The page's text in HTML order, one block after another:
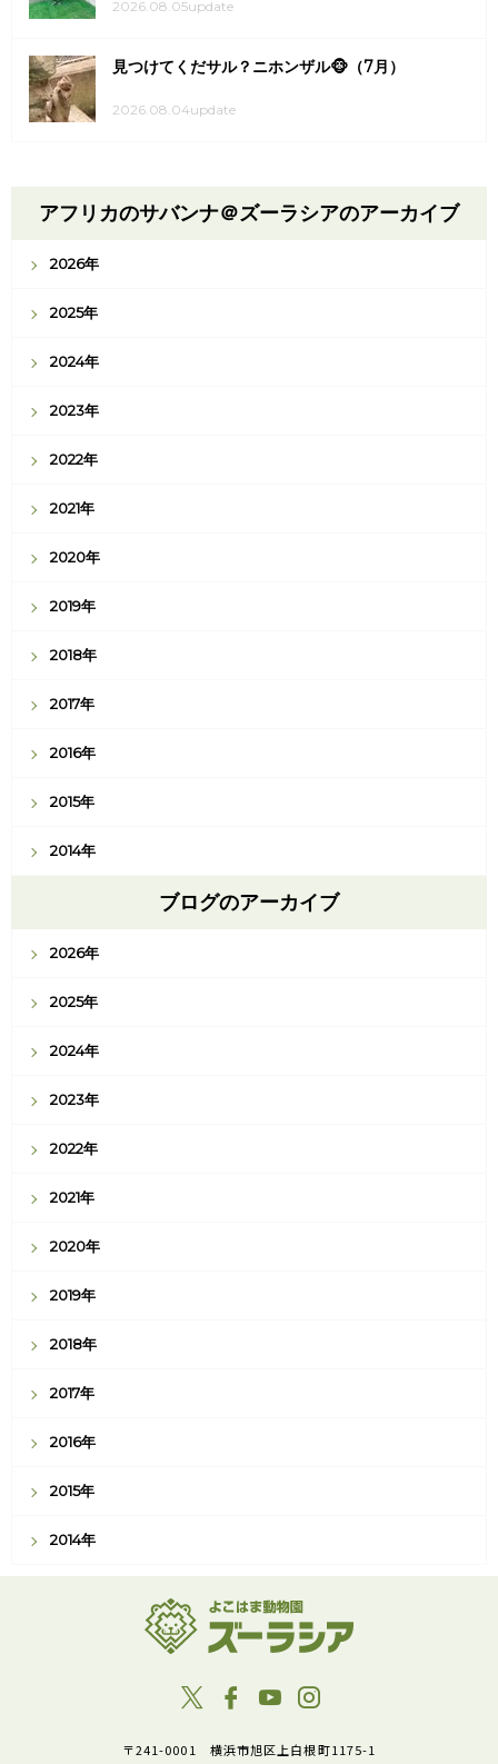
2026.08.05update
見つけてくだサル？ニホンザル🐵（7月）
2026.08.04update
アフリカのサバンナ＠ズーラシアのアーカイブ
2026年
2025年
2024年
2023年
2022年
2021年
2020年
2019年
2018年
2017年
2016年
2015年
2014年
ブログのアーカイブ
2026年
2025年
2024年
2023年
2022年
2021年
2020年
2019年
2018年
2017年
2016年
2015年
2014年
〒241-0001 横浜市旭区上白根町1175-1